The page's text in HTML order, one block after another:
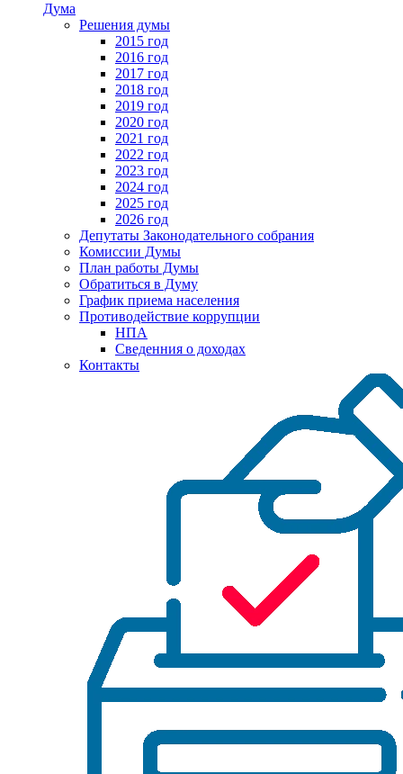
Дума
Решения думы
2015 год
2016 год
2017 год
2018 год
2019 год
2020 год
2021 год
2022 год
2023 год
2024 год
2025 год
2026 год
Депутаты Законодательного собрания
Комиссии Думы
План работы Думы
Обратиться в Думу
График приема населения
Противодействие коррупции
НПА
Сведенния о доходах
Контакты